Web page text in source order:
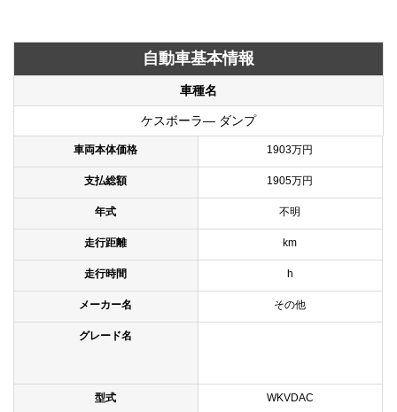
自動車基本情報
車種名
ケスボーラ― ダンプ
車両本体価格 1903万円
支払総額 1905万円
年式 不明
走行距離 km
走行時間 h
メーカー名 その他
グレード名
型式 WKVDAC